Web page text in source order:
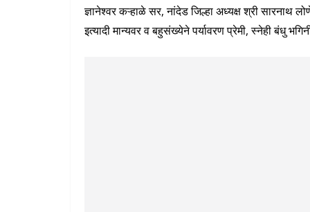
ज्ञानेश्वर कऱ्हाळे सर, नांदेड जिल्हा अध्यक्ष श्री सारनाथ
इत्यादी मान्यवर व बहुसंख्येने पर्यावरण प्रेमी, स्नेही बंधु